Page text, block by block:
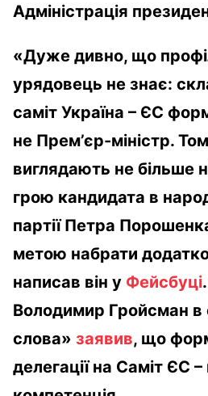
Адміністрація
«Дуже дивно, що
урядовець не знає:
саміт Україна – ЄС
не Прем’єр-міністр.
виглядають не більше
грою кандидата в
партії Петра
метою набрати
написав він у Фейсбуці
Володимир Гройсман в
слова» заявив, що
делегації на Саміт ЄС